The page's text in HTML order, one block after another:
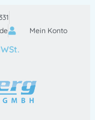
Mein Konto